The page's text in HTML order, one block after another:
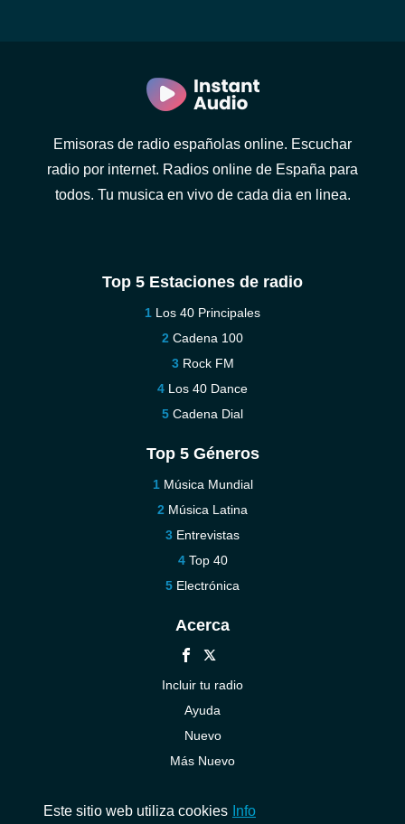
Emisoras de radio españolas online. Escuchar
radio por internet. Radios online de España para
todos. Tu musica en vivo de cada dia en linea.
Top 5 Estaciones de radio
Los 40 Principales
Cadena 100
Rock FM
Los 40 Dance
Cadena Dial
Top 5 Géneros
Música Mundial
Música Latina
Entrevistas
Top 40
Electrónica
Acerca
Incluir tu radio
Ayuda
Nuevo
Más Nuevo
Este sitio web utiliza cookies Info